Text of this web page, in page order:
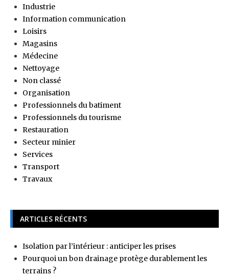
Industrie
Information communication
Loisirs
Magasins
Médecine
Nettoyage
Non classé
Organisation
Professionnels du batiment
Professionnels du tourisme
Restauration
Secteur minier
Services
Transport
Travaux
ARTICLES RÉCENTS
Isolation par l’intérieur : anticiper les prises
Pourquoi un bon drainage protège durablement les
terrains ?